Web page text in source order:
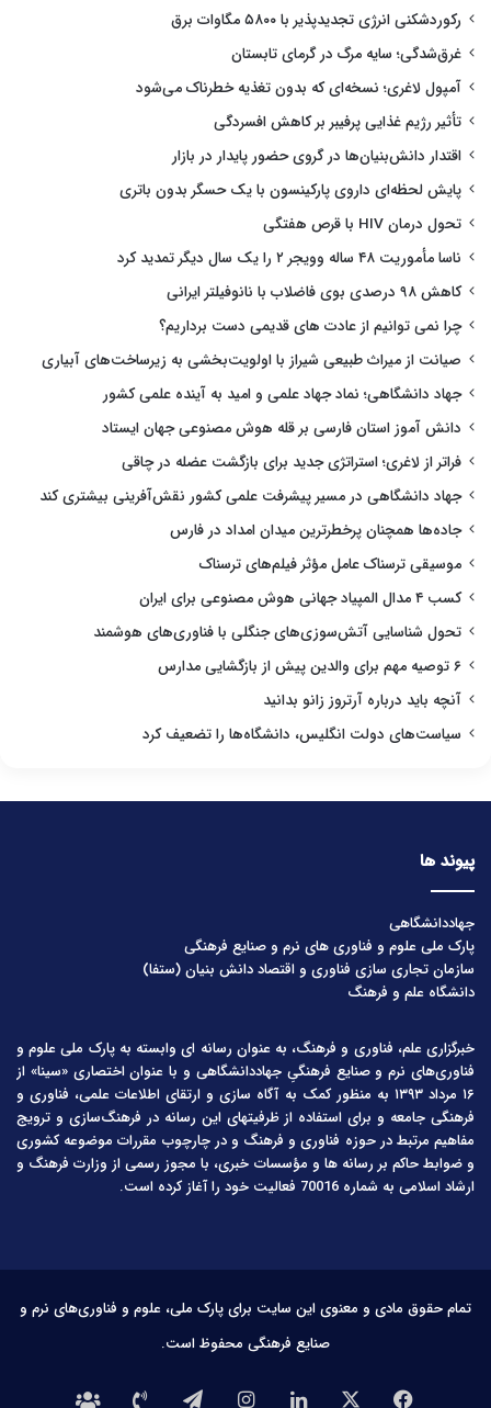
رکوردشکنی انرژی تجدیدپذیر با ۵۸۰۰ مگاوات برق
غرق‌شدگی؛ سایه مرگ در گرمای تابستان
آمپول لاغری؛ نسخه‌ای که بدون تغذیه خطرناک می‌شود
تأثیر رژیم غذایی پرفیبر بر کاهش افسردگی
اقتدار دانش‌بنیان‌ها در گروی حضور پایدار در بازار
پایش لحظه‌ای داروی پارکینسون با یک حسگر بدون باتری
تحول درمان HIV با قرص هفتگی
ناسا مأموریت ۴۸ ساله وویجر ۲ را یک سال دیگر تمدید کرد
کاهش ۹۸ درصدی بوی فاضلاب با نانوفیلتر ایرانی
چرا نمی توانیم از عادت های قدیمی دست برداریم؟
صیانت از میراث طبیعی شیراز با اولویت‌بخشی به زیرساخت‌های آبیاری
جهاد دانشگاهی؛ نماد جهاد علمی و امید به آینده علمی کشور
دانش آموز استان فارسی بر قله هوش مصنوعی جهان ایستاد
فراتر از لاغری؛ استراتژی جدید برای بازگشت عضله در چاقی
جهاد دانشگاهی در مسیر پیشرفت علمی کشور نقش‌آفرینی بیشتری کند
جاده‌ها همچنان پرخطرترین میدان امداد در فارس
موسیقی ترسناک عامل مؤثر فیلم‌های ترسناک
کسب ۴ مدال المپیاد جهانی هوش مصنوعی برای ایران
تحول شناسایی آتش‌سوزی‌های جنگلی با فناوری‌های هوشمند
۶ توصیه مهم برای والدین پیش از بازگشایی مدارس
آنچه باید درباره آرتروز زانو بدانید
سیاست‌های دولت انگلیس، دانشگاه‌ها را تضعیف کرد
پیوند ها
جهاددانشگاهی
پارک ملی علوم و فناوری های نرم و صنایع فرهنگی
سازمان تجاری سازی فناوری و اقتصاد دانش بنیان (ستفا)
دانشگاه علم و فرهنگ
خبرگزاری علم، فناوری و فرهنگ، به عنوان رسانه ای وابسته به پارک ملی علوم و
فناوری‌های نرم و صنایع فرهنگیِ جهاددانشگاهی و با عنوان اختصاری «سینا» از
۱۶ مرداد ۱۳۹۳ به منظور کمک به آگاه سازی و ارتقای اطلاعات علمی، فناوری و
فرهنگی جامعه و برای استفاده از ظرفیتهای این رسانه در فرهنگ‌سازی و ترویج
مفاهیم مرتبط در حوزه فناوری و فرهنگ و در چارچوب مقررات موضوعه کشوری
و ضوابط حاکم بر رسانه ها و مؤسسات خبری، با مجوز رسمی از وزارت فرهنگ و
ارشاد اسلامی به شماره 70016 فعالیت خود را آغاز کرده است.
تمام حقوق مادی و معنوی این سایت برای پارک ملی، علوم و فناوری‌های نرم و
صنایع فرهنگی محفوظ است.
فیس لینکدیناینستاگرامتلگرامتماس درباره